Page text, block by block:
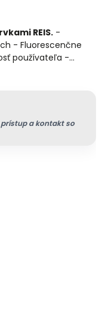
REIS. -
- Fluorescenčne
používateľa -…
a kontakt so